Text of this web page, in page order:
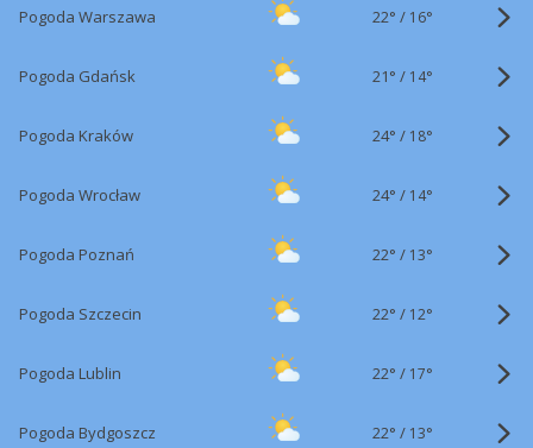
Pogoda Warszawa 22° / 16°
Pogoda Gdańsk 21° / 14°
Pogoda Kraków 24° / 18°
Pogoda Wrocław 24° / 14°
Pogoda Poznań 22° / 13°
Pogoda Szczecin 22° / 12°
Pogoda Lublin 22° / 17°
Pogoda Bydgoszcz 22° / 13°